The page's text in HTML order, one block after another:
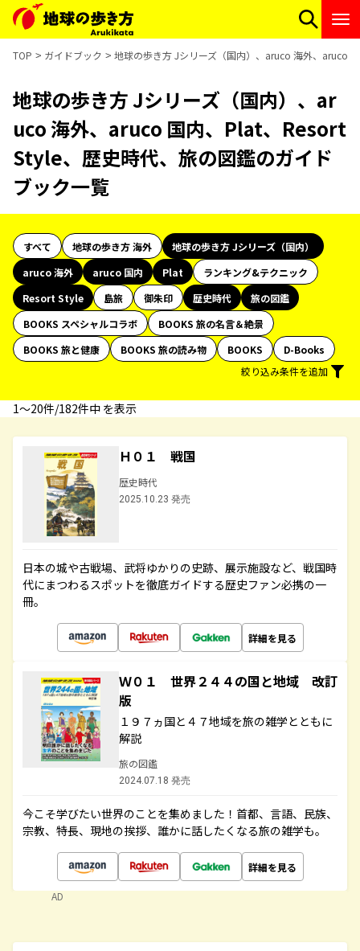
TOP ガイドブック 地球の歩き方 Jシリーズ（国内）、aruco 海外、aruco
地球の歩き方 Jシリーズ（国内）、ar
uco 海外、aruco 国内、Plat、Resort
Style、歴史時代、旅の図鑑のガイド
ブック一覧
すべて 地球の歩き方 海外
地球の歩き方 Jシリーズ（国内）
aruco 海外
aruco 国内 Plat
ランキング&テクニック
Resort Style
島旅 御朱印 歴史時代
旅の図鑑
BOOKS スペシャルコラボ
BOOKS 旅の名言＆絶景
BOOKS 旅と健康
BOOKS 旅の読み物 BOOKS
D-Books
絞り込み条件を追加
1〜20件/182件中 を表示
Ｈ０１ 戦国
歴史時代
2025.10.23 発売
日本の城や古戦場、武将ゆかりの史跡、展示施設など、戦国時
代にまつわるスポットを徹底ガイドする歴史ファン必携の一
冊。
詳細を見る
Ｗ０１ 世界２４４の国と地域 改訂
版
１９７ヵ国と４７地域を旅の雑学とともに
解説
旅の図鑑
2024.07.18 発売
今こそ学びたい世界のことを集めました！首都、言語、民族、
宗教、特長、現地の挨拶、誰かに話したくなる旅の雑学も。
詳細を見る
AD